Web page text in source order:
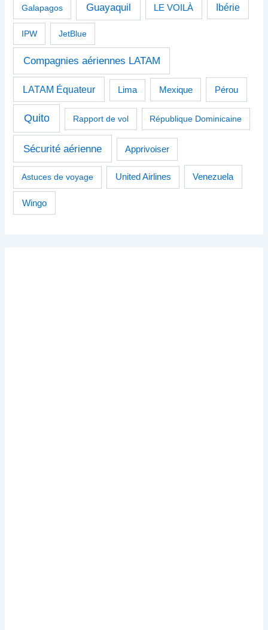
Galapagos Guayaquil LE VOILÀ Ibérie
IPW JetBlue
Compagnies aériennes LATAM
LATAM Équateur Lima Mexique Pérou
Quito Rapport de vol République Dominicaine
Sécurité aérienne Apprivoiser
Astuces de voyage United Airlines Venezuela
Wingo